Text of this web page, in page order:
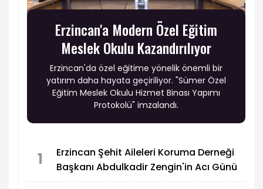
Erzincan'a Modern Özel Eğitim
Meslek Okulu Kazandırılıyor
Erzincan'da özel eğitime yönelik önemli bir
yatırım daha hayata geçiriliyor. "Sümer Özel
Eğitim Meslek Okulu Hizmet Binası Yapımı
Protokolü" imzalandı.
1
Erzincan Şehit Aileleri Koruma Derneği
Başkanı Abdulkadir Zengin'in Acı Günü